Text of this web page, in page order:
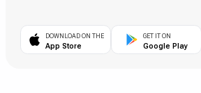
DOWNLOAD ON THE
App Store
GET IT ON
Google Play